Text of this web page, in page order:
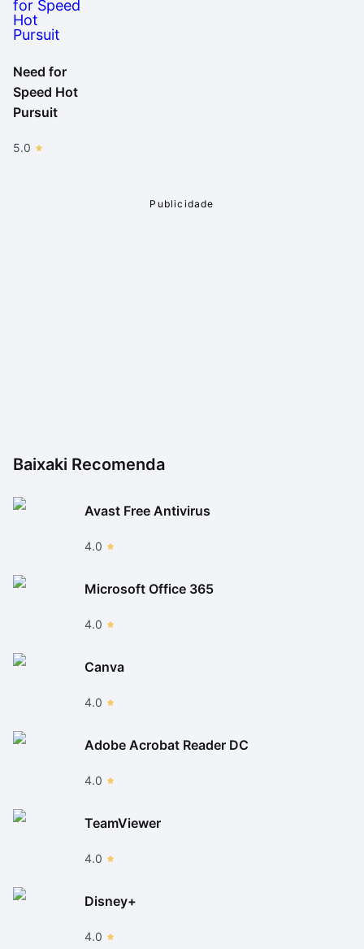
Need for
Speed Hot
Pursuit
5.0
Baixaki Recomenda
Avast Free Antivirus
4.0
Microsoft Office 365
4.0
Canva
4.0
Adobe Acrobat Reader DC
4.0
TeamViewer
4.0
Disney+
4.0